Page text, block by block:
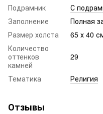
Подрамник
С
Заполнение
Полная
Размер холста
65 х 40
Количество
оттенков
камней
29
Тематика Религия
Отзывы